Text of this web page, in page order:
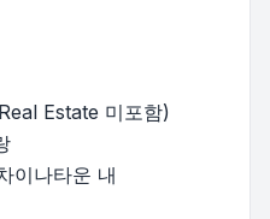
Estate 미포함)
이나타운 내